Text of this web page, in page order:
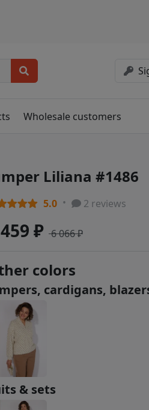
Wholesale customers
Liliana #1486
5.0 2 reviews
₽ 6 066 ₽
colors
cardigans,
& sets